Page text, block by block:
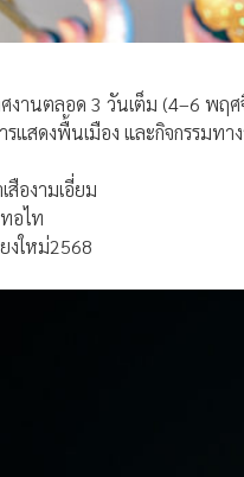
ศงานตลอด 3 วันเต็ม (4–6 พฤ
รแสดงพื้นเมือง และกิจกรรมท
องามเอี่ยม
อไท
งใหม่2568